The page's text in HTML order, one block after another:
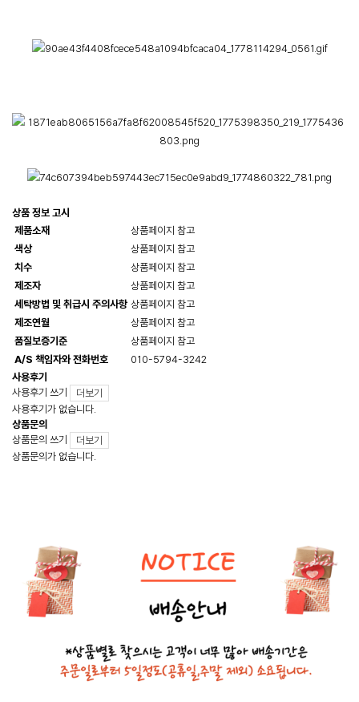
상품 정보 고시
제품소재
상품페이지 참고
색상
상품페이지 참고
치수
상품페이지 참고
제조자
상품페이지 참고
세탁방법 및 취급시 주의사항 상품페이지 참고
제조연월
상품페이지 참고
품질보증기준
상품페이지 참고
A/S 책임자와 전화번호
010-5794-3242
사용후기
사용후기 쓰기
더보기
사용후기가 없습니다.
상품문의
상품문의 쓰기
더보기
상품문의가 없습니다.